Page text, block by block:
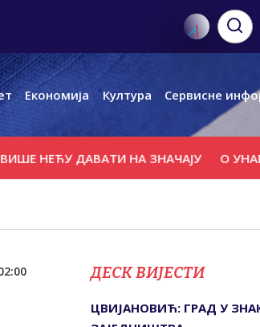
Економија Култура Сервисне
ДАВАТИ НА ЗНАЧАЈУ О
ДЕСК ВИЈЕСТИ
ЦВИЈАНОВИЋ: ГРАД У